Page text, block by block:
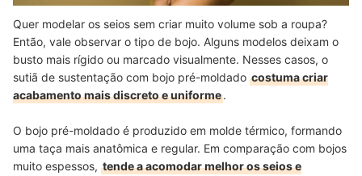
Quer modelar os seios sem criar muito volume sob a roupa?
Então, vale observar o tipo de bojo. Alguns modelos deixam o
busto mais rígido ou marcado visualmente. Nesses casos, o
sutiã de sustentação com bojo pré-moldado costuma criar
acabamento mais discreto e uniforme.
O bojo pré-moldado é produzido em molde térmico, formando
uma taça mais anatômica e regular. Em comparação com bojos
muito espessos, tende a acomodar melhor os seios e